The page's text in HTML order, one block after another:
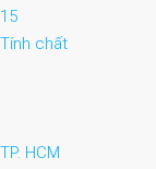
15
Tính chất
TP. HCM